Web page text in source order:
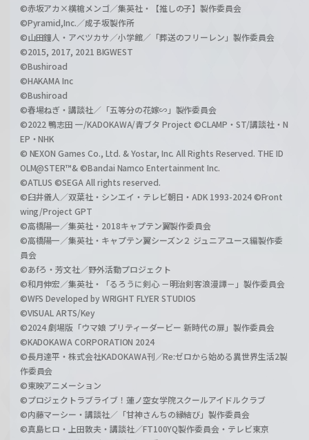
©赤坂アカ×横槍メンゴ／集英社・【推しの子】製作委員会
©Pyramid,Inc.／成子坂製作所
©山田鐘人・アベツカサ／小学館／「葬送のフリーレン」製作委員会
©2015, 2017, 2021 BIGWEST
©Bushiroad
©HAKAMA Inc
©Bushiroad
©春場ねぎ・講談社／「五等分の花嫁∽」製作委員会
©2022 鴨志田 一/KADOKAWA/青ブタ Project ©CLAMP・ST/講談社・N
EP・NHK
© NEXON Games Co., Ltd. & Yostar, Inc. All Rights Reserved. THE ID
OLM@STER™& ©Bandai Namco Entertainment Inc.
©ATLUS ©SEGA All rights reserved.
©臼井儀人／双葉社・シンエイ・テレビ朝日・ADK 1993-2024 ©Front
wing/Project GPT
©高橋陽一／集英社・2018キャプテン翼製作委員会
©高橋陽一／集英社・キャプテン翼シーズン２ ジュニアユース編製作委
員会
©あfろ・芳文社／野外活動プロジェクト
©和月伸宏／集英社・「るろうに剣心 －明治剣客浪漫譚－」製作委員会
©WFS Developed by WRIGHT FLYER STUDIOS
©VISUAL ARTS/Key
©2024 劇場版「ウマ娘 プリティーダービー 新時代の扉」製作委員会
©KADOKAWA CORPORATION 2024
©長月達平・株式会社KADOKAWA刊／Re:ゼロから始める異世界生活2製
作委員会
©東映アニメーション
©プロジェクトラブライブ！蓮ノ空女学院スクールアイドルクラブ
©内藤マーシー・講談社／「甘神さんちの縁結び」製作委員会
©真島ヒロ・上田敦夫・講談社／FT100YQ製作委員会・テレビ東京